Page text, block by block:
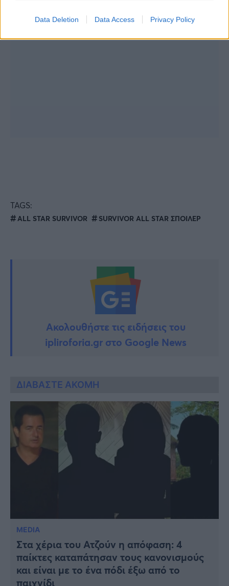
Data Deletion Data Access Privacy Policy
TAGS:
ALL STAR SURVIVOR SURVIVOR ALL STAR ΣΠΟΙΛΕΡ
Ακολουθήστε τις ειδήσεις του
ipliroforia.gr στο Google News
ΔΙΑΒΑΣΤΕ ΑΚΟΜΗ
MEDIA
Στα χέρια του Ατζούν η απόφαση: 4
παίκτες καταπάτησαν τους κανονισμούς
και είναι με το ένα πόδι έξω από το
παιχνίδι